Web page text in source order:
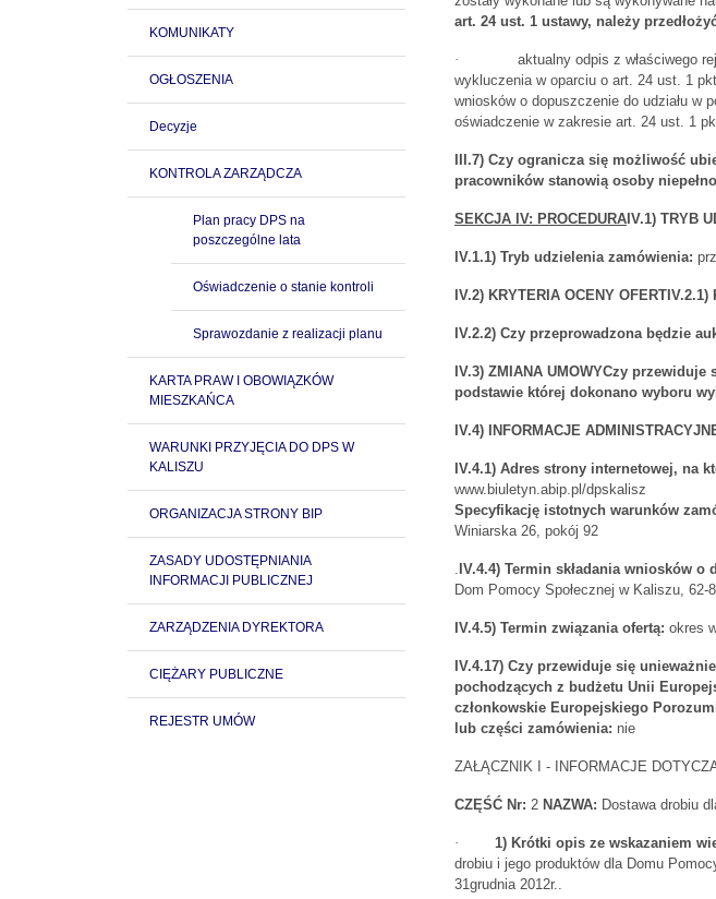
KOMUNIKATY
OGŁOSZENIA
Decyzje
KONTROLA ZARZĄDCZA
Plan pracy DPS na
poszczególne lata
Oświadczenie o stanie kontroli
Sprawozdanie z realizacji planu
KARTA PRAW I OBOWIĄZKÓW
MIESZKAŃCA
WARUNKI PRZYJĘCIA DO DPS W
KALISZU
ORGANIZACJA STRONY BIP
ZASADY UDOSTĘPNIANIA
INFORMACJI PUBLICZNEJ
ZARZĄDZENIA DYREKTORA
CIĘŻARY PUBLICZNE
REJESTR UMÓW
art. 24 ust. 1 ustawy, należy
·
aktualny odpis z właściwego
wykluczenia w oparciu o art. 24 ust. 1
wniosków o dopuszczenie do udziału w
oświadczenie w zakresie art. 24 ust. 1
III.7) Czy ogranicza się możliwość
pracowników stanowią osoby
SEKCJA IV: PROCEDURA IV.1) TRYB
IV.1.1) Tryb udzielenia zamówienia:
IV.2) KRYTERIA OCENY OFERT
IV.2.2) Czy przeprowadzona będzie
IV.3) ZMIANA UMOWYCzy przewiduje
podstawie której dokonano wyboru
IV.4) INFORMACJE
IV.4.1) Adres strony internetowej, na
www.biuletyn.abip.pl/dpskalisz
Specyfikację istotnych warunków
Winiarska 26, pokój 92
. IV.4.4) Termin składania wniosków
Dom Pomocy Społecznej w Kaliszu,
IV.4.5) Termin związania ofertą: okres
IV.4.17) Czy przewiduje się
pochodzących z budżetu Unii
członkowskie Europejskiego
lub części zamówienia: nie
ZAŁĄCZNIK I - INFORMACJE
CZĘŚĆ Nr: 2 NAZWA: Dostawa drobiu
· 1) Krótki opis ze wskazaniem
drobiu i jego produktów dla Domu
31grudnia 2012r..